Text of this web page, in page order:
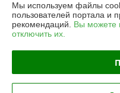
Регистрационный номер ЕГР:
УНП: 290322854
Регистрационный орган:
Мы используем файлы
пользователей портала и
рекомендаций. Вы можете
отключить их.